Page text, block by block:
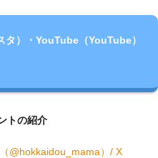
）・YouTube（YouTube）
トの紹介
@hokkaidou_mama）/ X